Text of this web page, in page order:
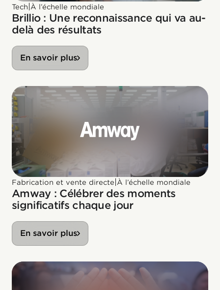
Tech À l’échelle mondiale
Brillio : Une reconnaissance qui va au-
delà des résultats
En savoir plus
Fabrication et vente directe À l’échelle mondiale
Amway : Célébrer des moments
significatifs chaque jour
En savoir plus